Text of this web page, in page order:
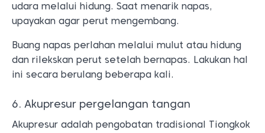
udara melalui hidung. Saat menarik napas,
upayakan agar perut mengembang.
Buang napas perlahan melalui mulut atau hidung
dan rilekskan perut setelah bernapas. Lakukan hal
ini secara berulang beberapa kali.
6. Akupresur pergelangan tangan
Akupresur adalah pengobatan tradisional Tiongkok